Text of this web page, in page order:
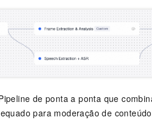
de ponta a ponta que
para moderação de